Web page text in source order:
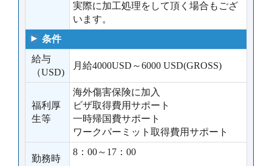
実際に加工処理をして頂く場合もござ
います。
条件
給与
（USD)
月給4000USD～6000 USD(GROSS)
福利厚
生等
海外傷害保険に加入
ビザ取得費用サポート
一時帰国費サポート
ワークパーミット取得費用サポート
勤務時
8：00～17：00